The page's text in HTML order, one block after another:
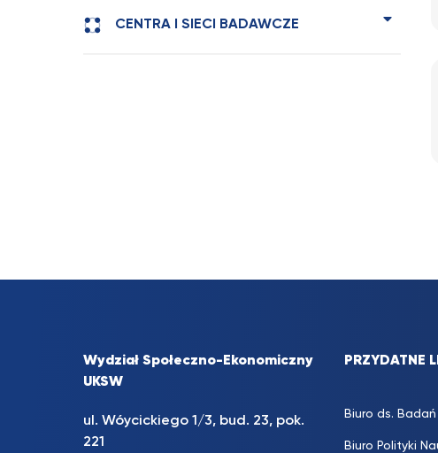
CENTRA I SIECI BADAWCZE
Wydział Społeczno-Ekonomiczny
UKSW
ul. Wóycickiego 1/3, bud. 23, pok.
221
PRZYDATNE
Biuro ds.
Biuro Polityki